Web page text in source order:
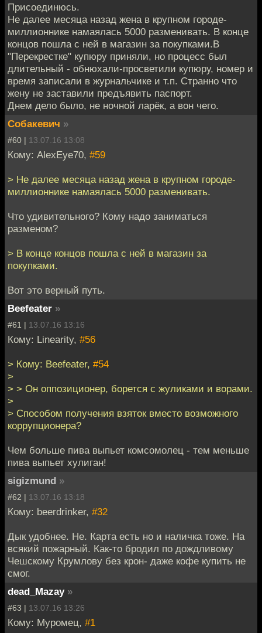
Присоединюсь.
Не далее месяца назад жена в крупном городе-
миллионнике намаялась 5000 разменивать. В конце
концов пошла с ней в магазин за покупками.В
"Перекрестке" купюру приняли, но процесс был
длительный - обнюхали-просветили купюру, номер и
время записали в журнальчике и т.п. Странно что
жену не заставили предъявить паспорт.
Днем дело было, не ночной ларёк, а вон чего.
Собакевич »
#60 | 13.07.16 13:08
Кому: AlexEye70, #59
> Не далее месяца назад жена в крупном городе-
миллионнике намаялась 5000 разменивать.
Что удивительного? Кому надо заниматься
разменом?
> В конце концов пошла с ней в магазин за
покупками.
Вот это верный путь.
Beefeater »
#61 | 13.07.16 13:16
Кому: Linearity, #56
> Кому: Beefeater, #54
>
> > Он оппозиционер, борется с жуликами и ворами.
>
> Способом получения взяток вместо возможного
коррупционера?
Чем больше пива выпьет комсомолец - тем меньше
пива выпьет хулиган!
sigizmund »
#62 | 13.07.16 13:18
Кому: beerdrinker, #32
Дык удобнее. Не. Карта есть но и наличка тоже. На
всякий пожарный. Как-то бродил по дождливому
Чешскому Крумлову без крон- даже кофе купить не
смог.
dead_Mazay »
#63 | 13.07.16 13:26
Кому: Муромец, #1